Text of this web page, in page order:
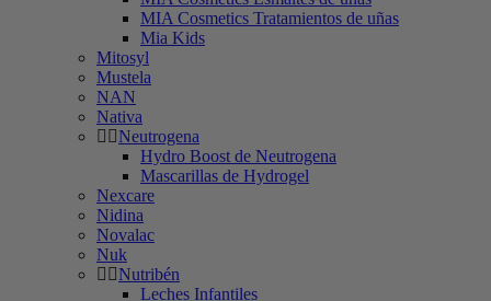
MIA Cosmetics Tratamientos de uñas
Mia Kids
Mitosyl
Mustela
NAN
Nativa
Neutrogena
Hydro Boost de Neutrogena
Mascarillas de Hydrogel
Nexcare
Nidina
Novalac
Nuk
Nutribén
Leches Infantiles